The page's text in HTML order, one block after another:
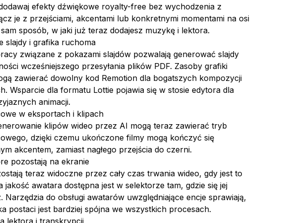
efekty dźwiękowe royalty-free bez wychodzenia z
je z przejściami, akcentami lub konkretnymi momentami na osi
sposób, w jaki już teraz dodajesz muzykę i lektora.
slajdy i grafika ruchoma
związane z pokazami slajdów pozwalają generować slajdy
wcześniejszego przesyłania plików PDF. Zasoby grafiki
zawierać dowolny kod Remotion dla bogatszych kompozycji
Wsparcie dla formatu Lottie pojawia się w stosie edytora dla
animacji.
w eksportach i klipach
klipów wideo przez AI mogą teraz zawierać tryb
dzięki czemu ukończone filmy mogą kończyć się
akcentem, zamiast nagłego przejścia do czerni.
pozostają na ekranie
teraz widoczne przez cały czas trwania wideo, gdy jest to
jakość awatara dostępna jest w selektorze tam, gdzie się jej
Narzędzia do obsługi awatarów uwzględniające encje sprawiają,
postaci jest bardziej spójna we wszystkich procesach.
lektora i transkrypcji